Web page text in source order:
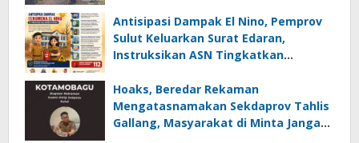
Antisipasi Dampak El Nino, Pemprov
Sulut Keluarkan Surat Edaran,
Instruksikan ASN Tingkatkan
Hoaks, Beredar Rekaman
Mengatasnamakan Sekdaprov Tahlis
Gallang, Masyarakat di Minta Jangan